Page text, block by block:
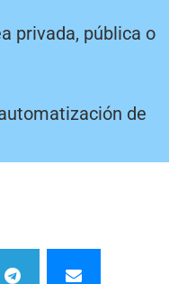
privada, pública o
de